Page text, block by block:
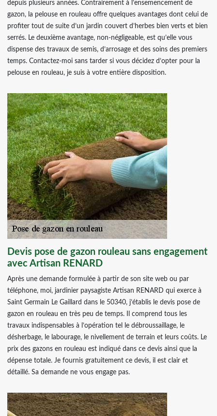
depuis plusieurs années. Contrairement à l’ensemencement de
gazon, la pelouse en rouleau offre quelques avantages dont celui de
profiter tout de suite d’un jardin couvert d’herbes bien verts et bien
serrés. Le deuxième avantage, non-négligeable, est qu’elle vous
dispense des travaux de semis, d’arrosage et des soins des premiers
temps. Contactez-moi sans tarder si vous décidez d’opter pour la
pelouse en rouleau, je suis à votre entière disposition.
Devis pose de gazon rouleau sans engagement
avec Artisan RENARD
Après une demande formulée à partir de son site web ou par
téléphone, moi, jardinier paysagiste Artisan RENARD qui exerce à
Saint Germain Le Gaillard dans le 50340, j’établis le devis pose de
gazon en rouleau en très peu de temps. Il comprend tous les
travaux indispensables à l’opération tel le débroussaillage, le
désherbage, le labourage, le nivellement de terrain et leurs coûts. Le
prix des gazons en rouleau est indiqué dans ce devis ainsi que la
dépense totale. Je fournis gratuitement ce devis, il est clair et
détaillé. Sa demande ne vous engage pas.